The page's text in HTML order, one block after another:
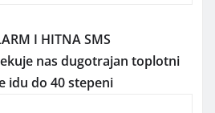
I HITNA SMS
nas dugotrajan toplotni
idu do 40 stepeni